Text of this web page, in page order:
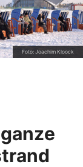
Foto: Joachim Kloock